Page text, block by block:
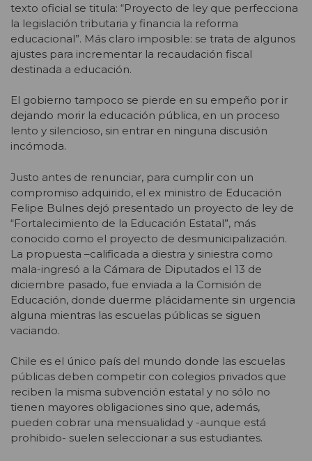
texto oficial se titula: “Proyecto de ley que perfecciona
la legislación tributaria y financia la reforma
educacional”. Más claro imposible: se trata de algunos
ajustes para incrementar la recaudación fiscal
destinada a educación.
El gobierno tampoco se pierde en su empeño por ir
dejando morir la educación pública, en un proceso
lento y silencioso, sin entrar en ninguna discusión
incómoda.
Justo antes de renunciar, para cumplir con un
compromiso adquirido, el ex ministro de Educación
Felipe Bulnes dejó presentado un proyecto de ley de
“Fortalecimiento de la Educación Estatal”, más
conocido como el proyecto de desmunicipalización.
La propuesta –calificada a diestra y siniestra como
mala-ingresó a la Cámara de Diputados el 13 de
diciembre pasado, fue enviada a la Comisión de
Educación, donde duerme plácidamente sin urgencia
alguna mientras las escuelas públicas se siguen
vaciando.
Chile es el único país del mundo donde las escuelas
públicas deben competir con colegios privados que
reciben la misma subvención estatal y no sólo no
tienen mayores obligaciones sino que, además,
pueden cobrar una mensualidad y -aunque está
prohibido- suelen seleccionar a sus estudiantes.